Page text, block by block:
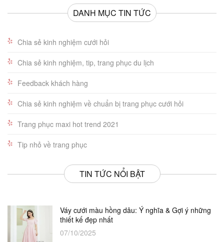
DANH MỤC TIN TỨC
Chia sẻ kinh nghiệm cưới hỏi
Chia sẻ kinh nghiệm, tip, trang phục du lịch
Feedback khách hàng
Chia sẻ kinh nghiệm về chuẩn bị trang phục cưới hỏi
Trang phục maxi hot trend 2021
Tip nhỏ về trang phục
TIN TỨC NỔI BẬT
Váy cưới màu hồng dâu: Ý nghĩa & Gợi ý những
thiết kế đẹp nhất
07/10/2025